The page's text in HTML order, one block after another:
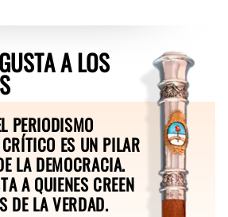
A LOS
PERIODISMO
ES UN PILAR
LA DEMOCRACIA.
A QUIENES CREEN
DE LA VERDAD.